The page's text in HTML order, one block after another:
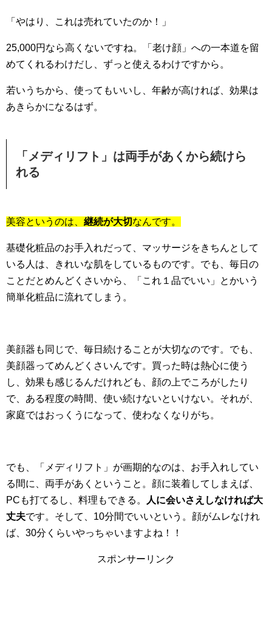
「やはり、これは売れていたのか！」
25,000円なら高くないですね。「老け顔」への一本道を留
めてくれるわけだし、ずっと使えるわけですから。
若いうちから、使ってもいいし、年齢が高ければ、効果は
あきらかになるはず。
「メディリフト」は両手があくから続けら
れる
美容というのは、 継続が大切なんです。
基礎化粧品のお手入れだって、マッサージをきちんとして
いる人は、きれいな肌をしているものです。でも、毎日の
ことだとめんどくさいから、「これ１品でいい」とかいう
簡単化粧品に流れてしまう。
美顔器も同じで、毎日続けることが大切なのです。でも、
美顔器ってめんどくさいんです。買った時は熱心に使う
し、効果も感じるんだけれども、顔の上でころがしたり
で、ある程度の時間、使い続けないといけない。それが、
家庭ではおっくうになって、使わなくなりがち。
でも、「メディリフト」が画期的なのは、お手入れしてい
る間に、両手があくということ。顔に装着してしまえば、
PCも打てるし、料理もできる。
人に会いさえしなければ大
丈夫です。そして、10分間でいいという。顔がムレなけれ
ば、30分くらいやっちゃいますよね！！
スポンサーリンク